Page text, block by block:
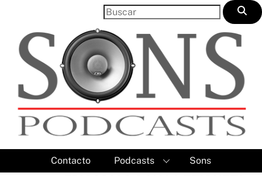
content
Contacto Podcasts Sons